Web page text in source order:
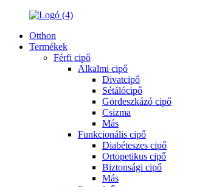
Otthon
Termékek
Férfi cipő
Alkalmi cipő
Divatcipő
Sétálócipő
Gördeszkázó cipő
Csizma
Más
Funkcionális cipő
Diabéteszes cipő
Ortopetikus cipő
Biztonsági cipő
Más